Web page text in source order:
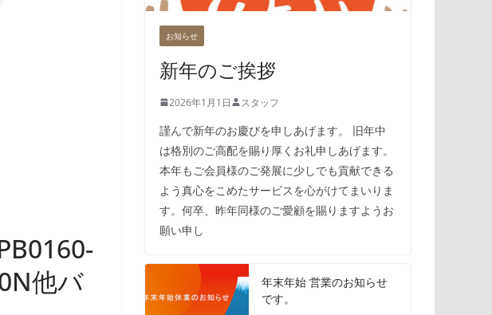
他バ
お知らせ
新年のご挨拶
2026年1月1日 スタッフ
謹んで新年のお慶びを申しあげます。 旧年中
は格別のご高配を賜り厚くお礼申しあげます。
本年もご会員様のご発展に少しでも貢献できる
よう真心をこめたサービスを心がけてまいりま
す。何卒、昨年同様のご愛顧を賜りますようお
願い申し
年末年始 営業のお知らせ
です。